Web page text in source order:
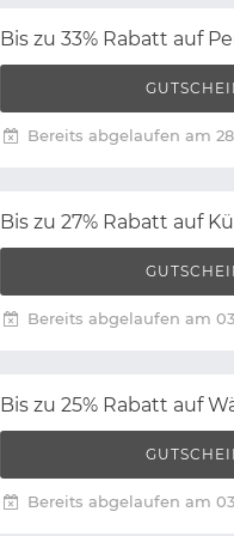
Bis zu 33% Rabatt auf
Bereits abgelaufen am
Bis zu 27% Rabatt auf
Bereits abgelaufen am
Bis zu 25% Rabatt auf
Bereits abgelaufen am